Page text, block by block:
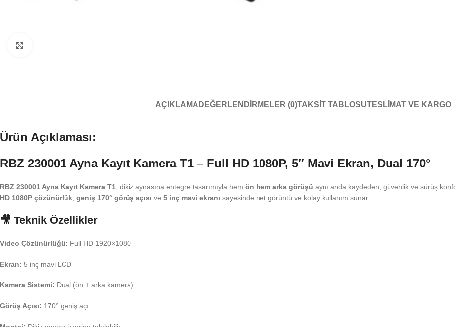
AÇIKLAMA DEĞERLENDIRMELER (0)TAKSIT TABLOSUTESLIMAT VE KARGO
Ürün Açıklaması:
RBZ 230001 Ayna Kayıt Kamera T1 – Full HD 1080P, 5″ Mavi Ekran, Dual 170°
RBZ 230001 Ayna Kayıt Kamera T1 , dikiz aynasına entegre tasarımıyla hem ön hem arka görüşü aynı anda kaydeden, güvenlik ve sürüş
HD 1080P çözünürlük geniş 170° görüş açısı ve 5 inç mavi ekranı sayesinde net görüntü ve kolay kullanım sunar.
🎥 Teknik Özellikler
Video Çözünürlüğü: Full HD 1920×1080
Ekran: 5 inç mavi LCD
Kamera Sistemi: Dual (ön + arka kamera)
Görüş Açısı: 170° geniş açı